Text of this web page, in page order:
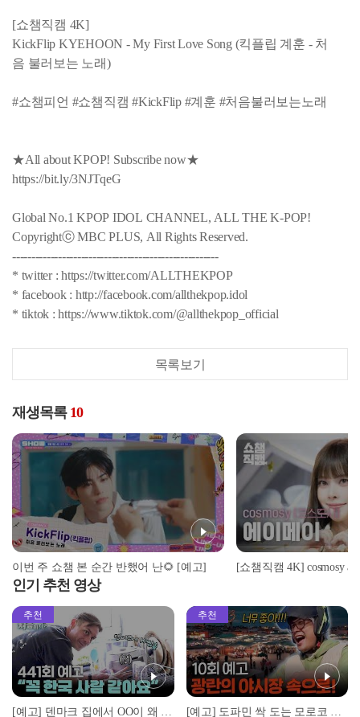
[쇼챔직캠 4K]
KickFlip KYEHOON - My First Love Song (킥플립 계훈 - 처
음 불러보는 노래)
#쇼챔피언 #쇼챔직캠 #KickFlip #계훈 #처음불러보는노래
★All about KPOP! Subscribe now★
https://bit.ly/3NJTqeG
Global No.1 KPOP IDOL CHANNEL, ALL THE K-POP!
Copyrightⓒ MBC PLUS, All Rights Reserved.
------------------------------------------------------
* twitter : https://twitter.com/ALLTHEKPOP
* facebook : http://facebook.com/allthekpop.idol
* tiktok : https://www.tiktok.com/@allthekpop_official
목록보기
재생목록 10
이번 주 쇼챔 본 순간 반했어 난🌻 [예고]
인기 추천 영상
추천
[예고] 덴마크 집에서 OO이 왜 나와...? 이상할 정도로 한국을 사랑하는 우리 형을 제보합니다!
추천
[예고] 도파민 싹 도는 모로코 야시장 투어!